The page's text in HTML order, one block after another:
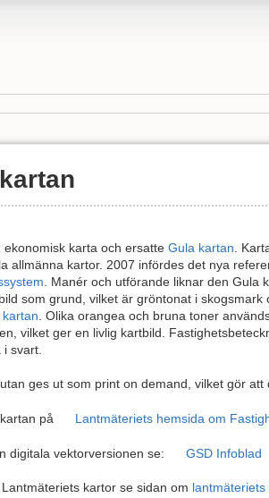
karta och ersatte Gula kartan .
allmänna kartor. 2007 infördes det nya
. Manér och utförande liknar den
som grund, vilket är gröntonat i
. Olika orangea och bruna toner
vilket ger en livlig kartbild.
svart.
ges ut som print on demand, vilket gör att
på Lantmäteriets hemsida om
digitala vektorversionen se: GSD Infoblad
kartor se sidan om lantmäteriets